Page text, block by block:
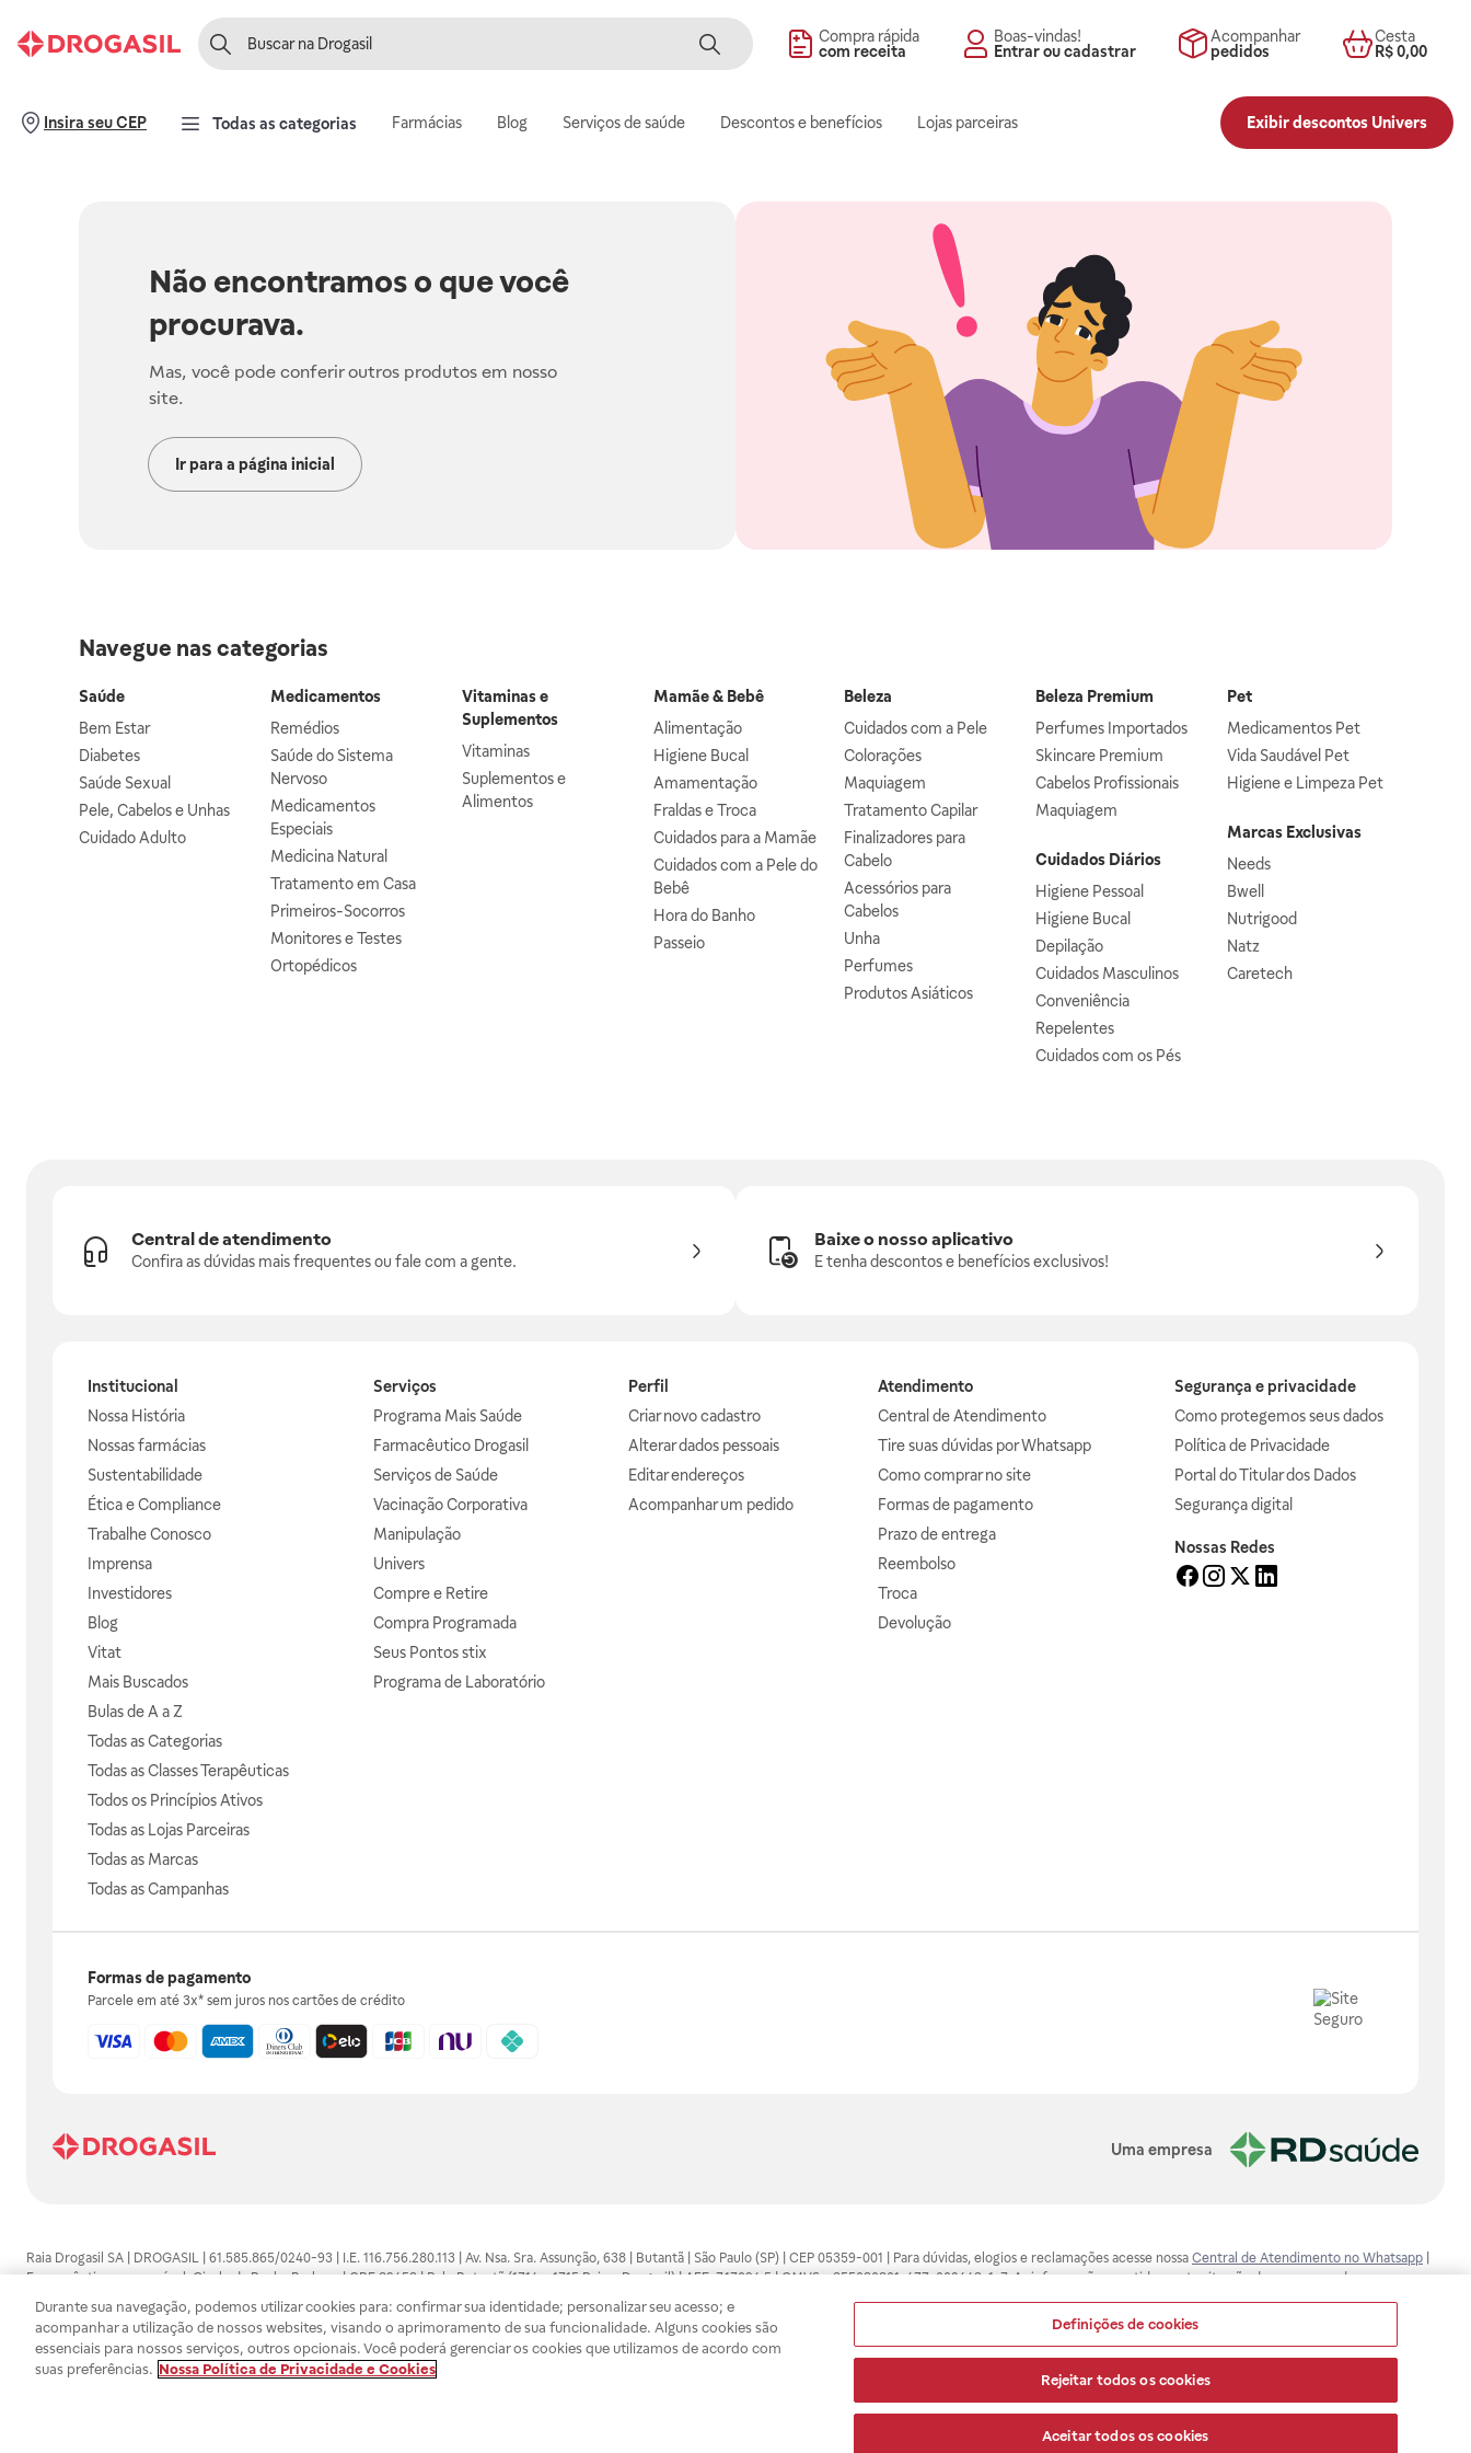
Compra rápida
com receita
Boas-vindas!
Entrar ou cadastrar
Acompanhar
pedidos
Cesta
R$ 0,00
Insira seu CEP Todas as categorias Farmácias Blog Serviços de saúde Descontos e benefícios Lojas parceiras Exibir descontos Univers
Não encontramos o que você
procurava.
Mas, você pode conferir outros produtos em nosso
site.
Ir para a página inicial
Navegue nas categorias
Saúde
Bem Estar
Diabetes
Saúde Sexual
Pele, Cabelos e Unhas
Cuidado Adulto
Medicamentos
Remédios
Saúde do Sistema
Nervoso
Medicamentos
Especiais
Medicina Natural
Tratamento em Casa
Primeiros-Socorros
Monitores e Testes
Ortopédicos
Vitaminas e
Suplementos
Vitaminas
Suplementos e
Alimentos
Mamãe & Bebê
Alimentação
Higiene Bucal
Amamentação
Fraldas e Troca
Cuidados para a Mamãe
Cuidados com a Pele do
Bebê
Hora do Banho
Passeio
Beleza
Cuidados com a Pele
Colorações
Maquiagem
Tratamento Capilar
Finalizadores para
Cabelo
Acessórios para
Cabelos
Unha
Perfumes
Produtos Asiáticos
Beleza Premium
Perfumes Importados
Skincare Premium
Cabelos Profissionais
Maquiagem
Cuidados Diários
Higiene Pessoal
Higiene Bucal
Depilação
Cuidados Masculinos
Conveniência
Repelentes
Cuidados com os Pés
Pet
Medicamentos Pet
Vida Saudável Pet
Higiene e Limpeza Pet
Marcas Exclusivas
Needs
Bwell
Nutrigood
Natz
Caretech
Central de atendimento
Confira as dúvidas mais frequentes ou fale com a gente.
Baixe o nosso aplicativo
E tenha descontos e benefícios exclusivos!
Institucional
Nossa História
Nossas farmácias
Sustentabilidade
Ética e Compliance
Trabalhe Conosco
Imprensa
Investidores
Blog
Vitat
Mais Buscados
Bulas de A a Z
Todas as Categorias
Todas as Classes Terapêuticas
Todos os Princípios Ativos
Todas as Lojas Parceiras
Todas as Marcas
Todas as Campanhas
Serviços
Programa Mais Saúde
Farmacêutico Drogasil
Serviços de Saúde
Vacinação Corporativa
Manipulação
Univers
Compre e Retire
Compra Programada
Seus Pontos stix
Programa de Laboratório
Perfil
Criar novo cadastro
Alterar dados pessoais
Editar endereços
Acompanhar um pedido
Atendimento
Central de Atendimento
Tire suas dúvidas por Whatsapp
Como comprar no site
Formas de pagamento
Prazo de entrega
Reembolso
Troca
Devolução
Segurança e privacidade
Como protegemos seus dados
Política de Privacidade
Portal do Titular dos Dados
Segurança digital
Nossas Redes
Formas de pagamento
Parcele em até 3x* sem juros nos cartões de crédito
Uma empresa
Raia Drogasil SA | DROGASIL | 61.585.865/0240-93 | I.E. 116.756.280.113 | Av. Nsa. Sra. Assunção, 638 | Butantã | São Paulo (SP) | CEP 05359-001 | Para dúvidas, elogios e reclamações acesse nossa Central de Atendimento no Whatsapp
Farmacêutico responsável: Gisele da Penha Barbosa | CRF 89453 | Polo Butantã (1714 e 1715 Raia e Drogasil) | AFE: 7.17094.5 | CMVS - 355030801-477-002443-1-7. As informações contidas neste site não devem ser usadas para
automedicação e não substituem, em hipótese alguma, as orientações dadas pelo profissional da área médica. Somente o médico está apto a diagnosticar qualquer problema de saúde e prescrever o tratamento adequado. Ao
persistirem os sintomas, um médico deverá ser consultado. Os preços e promoções divulgados no site são válidos apenas para compras feitas pela internet. Maiores esclarecimentos, consultar o site: www.anvisa.gov.br. A Raia Drogasil
SA trabalha com as tecnologias mais avançadas de proteção de dados, para que você possa realizar suas compras com tranquilidade. A privacidade e a segurança dos clientes são compromissos da Raia Drogasil SA. Todos os pedidos
efetuados estão sujeitos à confirmação da disponibilidade de produto em nosso estoque.
Durante sua navegação, podemos utilizar cookies para: confirmar sua identidade; personalizar seu acesso; e
acompanhar a utilização de nossos websites, visando o aprimoramento de sua funcionalidade. Alguns cookies são
essenciais para nossos serviços, outros opcionais. Você poderá gerenciar os cookies que utilizamos de acordo com
suas preferências. Nossa Política de Privacidade e Cookies
Definições de cookies
Rejeitar todos os cookies
Aceitar todos os cookies